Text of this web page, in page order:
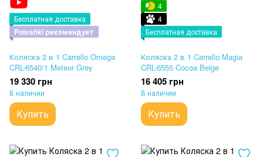
Бесплатная доставка
Poteshki рекомендует
Коляска 2 в 1 Carrello Omega
CRL-6540/1 Meteor Grey
19 330 грн
В наличии
Купить
4
4
Бесплатная доставка
Коляска 2 в 1 Carrello Magia
CRL-6555 Cocoa Beige
16 405 грн
В наличии
Купить